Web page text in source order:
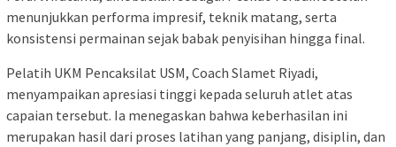
menunjukkan performa impresif, teknik matang, serta
konsistensi permainan sejak babak penyisihan hingga final.
Pelatih UKM Pencaksilat USM, Coach Slamet Riyadi,
menyampaikan apresiasi tinggi kepada seluruh atlet atas
capaian tersebut. Ia menegaskan bahwa keberhasilan ini
merupakan hasil dari proses latihan yang panjang, disiplin, dan